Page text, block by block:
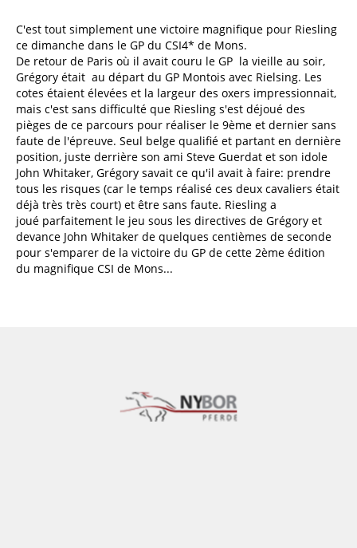
C'est tout simplement une victoire magnifique pour Riesling
ce dimanche dans le GP du CSI4* de Mons.
De retour de Paris où il avait couru le GP la vieille au soir,
Grégory était au départ du GP Montois avec Rielsing. Les
cotes étaient élevées et la largeur des oxers impressionnait,
mais c'est sans difficulté que Riesling s'est déjoué des
pièges de ce parcours pour réaliser le 9ème et dernier sans
faute de l'épreuve. Seul belge qualifié et partant en dernière
position, juste derrière son ami Steve Guerdat et son idole
John Whitaker, Grégory savait ce qu'il avait à faire: prendre
tous les risques (car le temps réalisé ces deux cavaliers était
déjà très très court) et être sans faute. Riesling a
joué parfaitement le jeu sous les directives de Grégory et
devance John Whitaker de quelques centièmes de seconde
pour s'emparer de la victoire du GP de cette 2ème édition
du magnifique CSI de Mons...